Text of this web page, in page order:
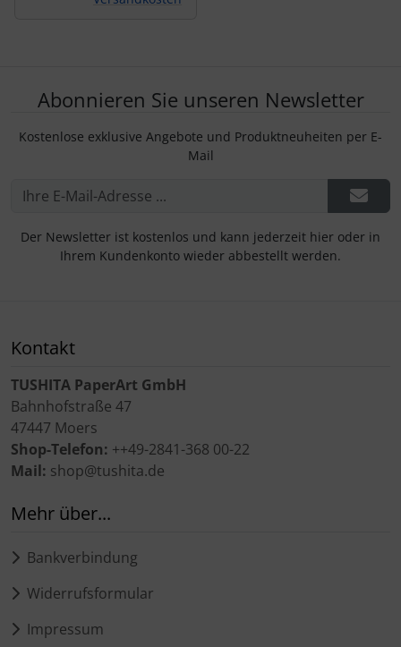
Abonnieren Sie unseren Newsletter
Kostenlose exklusive Angebote und Produktneuheiten per E-
Mail
Der Newsletter ist kostenlos und kann jederzeit hier oder in
Ihrem Kundenkonto wieder abbestellt werden.
Kontakt
TUSHITA PaperArt GmbH
Bahnhofstraße 47
47447 Moers
Shop-Telefon: ++49-2841-368 00-22
Mail: shop@tushita.de
Mehr über...
Bankverbindung
Widerrufsformular
Impressum